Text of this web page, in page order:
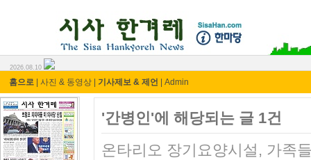
2026.08.10
홈으로 사진 & 동영상 기사제보 & 제언 Admin
'간병인'에 해당되는 글 1건
온타리오 장기요양시설, 가족